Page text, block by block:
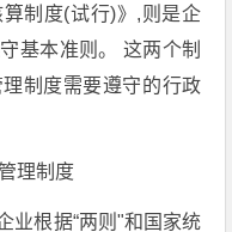
制度(试行)》,则是企
基本准则。 这两个制
制度需要遵守的行政
理制度
业根据“两则"和国家统